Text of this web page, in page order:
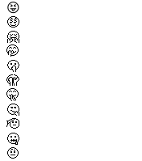
😝
🤑
🤗
🤭
🫢
🫣
🤫
🤔
🫡
🤐
🤨